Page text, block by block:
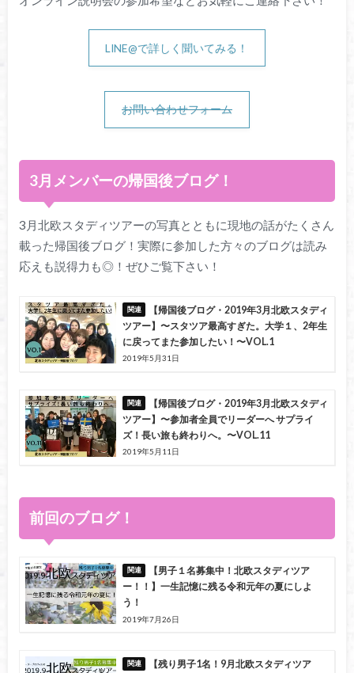
LINE@で詳しく聞いてみる！
お問い合わせフォーム
3月メンバーの帰国後ブログ！
3月北欧スタディツアーの写真とともに現地の話がたくさん
載った帰国後ブログ！実際に参加した方々のブログは読み
応えも説得力も◎！ぜひご覧下さい！
【帰国後ブログ・2019年3月北欧スタディ
ツアー】〜スタツア最高すぎた。大学１、2年生
に戻ってまた参加したい！〜VOL.1
2019年5月31日
【帰国後ブログ・2019年3月北欧スタディ
ツアー】〜参加者全員でリーダーへ サプライ
ズ！長い旅も終わりへ。〜VOL.11
2019年5月11日
前回のブログ！
【男子１名募集中！北欧スタディツア
ー！！】一生記憶に残る令和元年の夏にしよ
う！
2019年7月26日
【残り男子1名！9月北欧スタディツア